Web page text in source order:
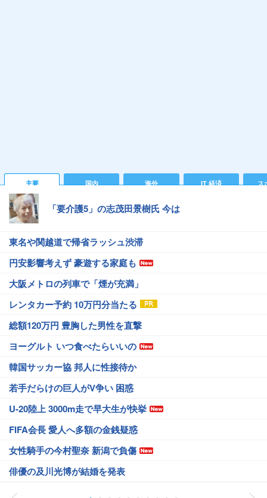
主要 国内 海外 IT 経済 ス
「要介護5」の志茂田景樹氏 今は
東名や関越道で帰省ラッシュ渋滞
円安影響考えず 豪遊する家庭も
大阪メトロの列車で「煙が充満」
レンタカー予約 10万円分当たる
総額120万円 豊胸した男性を直撃
ヨーグルト いつ食べたらいいの
韓国サッカー協 邦人に性接待か
若手だらけの巨人がV争い 困惑
U-20陸上 3000m走で早大生が快挙
FIFA会長 愛人へ多額の金銭疑惑
女性騎手の今村聖奈 新潟で負傷
俳優の及川光博が結婚を発表